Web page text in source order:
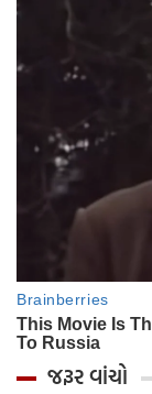
જરૂર વાંચો